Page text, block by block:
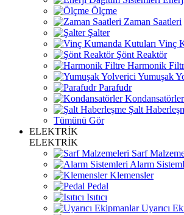
Ölçme
Zaman Saatleri
Şalter
Vinç
Şönt Reaktör
Harmonik
Yumuşak
Parafudr
Kondansatörler
Şalt
Tümünü Gör
ELEKTRİK
ELEKTRİK
Sarf
Alarm
Klemensler
Pedal
Isıtıcı
Uyarıcı